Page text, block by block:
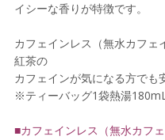
イシーな香りが特徴です。
カフェインレス（無水カフ
紅茶の
カフェインが気になる方でも
※ティーバッグ1袋熱湯
■カフェインレス（無水カフェ